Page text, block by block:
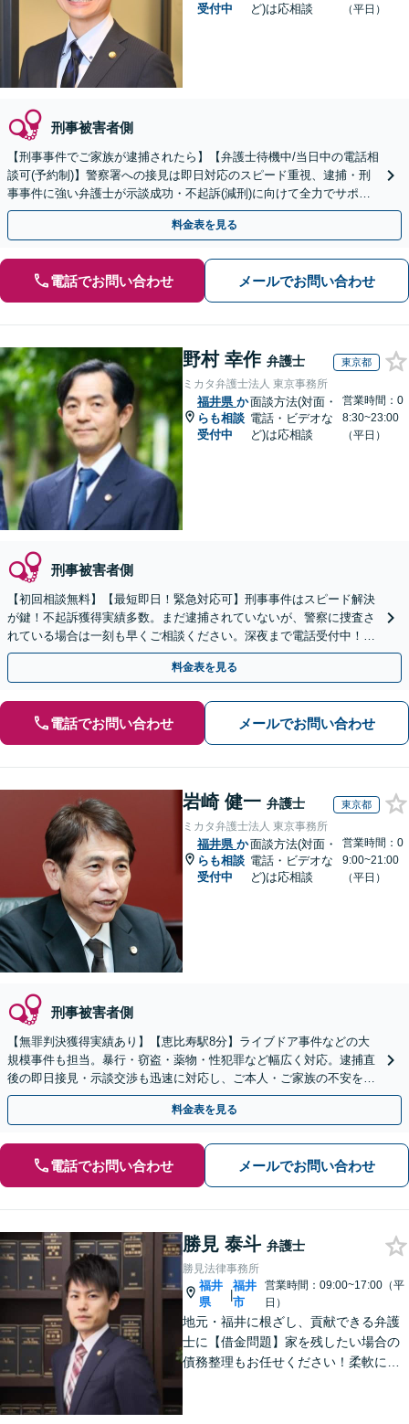
受付中
ど)は応相談
（平日）
刑事被害者側
【刑事事件でご家族が逮捕されたら】【弁護士待機中/当日中の電話相
談可(予約制)】警察署への接見は即日対応のスピード重視、逮捕・刑
事事件に強い弁護士が示談成功・不起訴(減刑)に向けて全力でサポー
トします。【加害者側の相談専門】
料金表を見る
電話でお問い合わせ メールでお問い合わせ
野村 幸作 弁護士 東京都
ミカタ弁護士法人 東京事務所
福井県 か
らも相談
受付中
面談方法(対面・
電話・ビデオな
ど)は応相談
営業時間：0
8:30~23:00
（平日）
刑事被害者側
【初回相談無料】【最短即日！緊急対応可】刑事事件はスピード解決
が鍵！不起訴獲得実績多数。まだ逮捕されていないが、警察に捜査さ
れている場合は一刻も早くご相談ください。深夜まで電話受付中！痴
漢／盗撮／のぞき／その他性犯罪など
料金表を見る
電話でお問い合わせ メールでお問い合わせ
岩崎 健一 弁護士 東京都
ミカタ弁護士法人 東京事務所
福井県 か
らも相談
受付中
面談方法(対面・
電話・ビデオな
ど)は応相談
営業時間：0
9:00~21:00
（平日）
刑事被害者側
【無罪判決獲得実績あり】【恵比寿駅8分】ライブドア事件などの大
規模事件も担当。暴行・窃盗・薬物・性犯罪など幅広く対応。逮捕直
後の即日接見・示談交渉も迅速に対応し、ご本人・ご家族の不安を最
小限に抑えます。【初回相談可能】【WEB面談可能】
料金表を見る
電話でお問い合わせ メールでお問い合わせ
勝見 泰斗 弁護士
勝見法律事務所
福井
県
|
福井
市
営業時間：09:00~17:00（平
日）
地元・福井に根ざし、貢献できる弁護
士に【借金問題】家を残したい場合の
債務整理もお任せください！柔軟に対